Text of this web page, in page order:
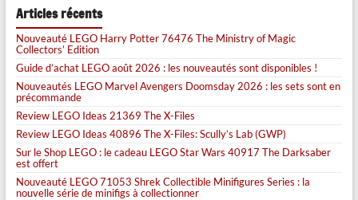
Articles récents
Nouveauté LEGO Harry Potter 76476 The Ministry of Magic
Collectors’ Edition
Guide d’achat LEGO août 2026 : les nouveautés sont disponibles !
Nouveautés LEGO Marvel Avengers Doomsday 2026 : les sets sont en
précommande
Review LEGO Ideas 21369 The X-Files
Review LEGO Ideas 40896 The X-Files: Scully’s Lab (GWP)
Sur le Shop LEGO : le cadeau LEGO Star Wars 40917 The Darksaber
est offert
Nouveauté LEGO 71053 Shrek Collectible Minifigures Series : la
nouvelle série de minifigs à collectionner